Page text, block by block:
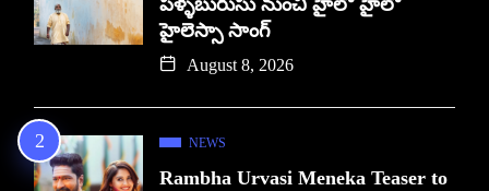
హైలెస్సా సాంగ్
August 8, 2026
NEWS
Rambha Urvasi Meneka Teaser to